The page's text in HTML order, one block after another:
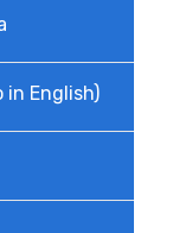
in English)